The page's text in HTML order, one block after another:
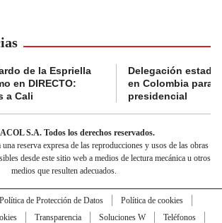
de la Espriella
en DIRECTO:
a Cali
Delegación
en Colombia para
presidencial
S.A. Todos los derechos reservados.
reserva expresa de las reproducciones y usos de las obras
desde este sitio web a medios de lectura mecánica u otros
medios que resulten adecuados.
Política de Protección de Datos
Política de cookies
Transparencia Soluciones W
Teléfonos